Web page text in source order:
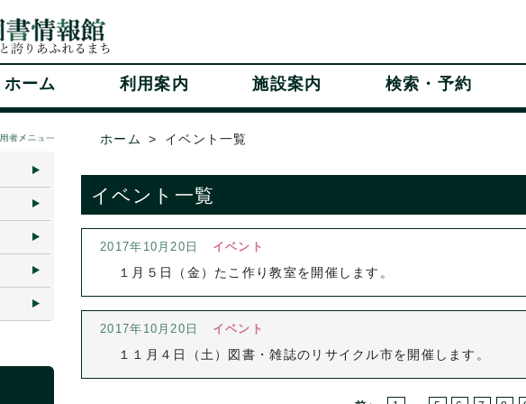
ホーム 利用案内 施設案内 検索・予約
ホーム イベント一覧
イベント一覧
2017年10月20日 イベント
１月５日（金）たこ作り教室を開催します。
2017年10月20日 イベント
１１月４日（土）図書・雑誌のリサイクル市を開催します。